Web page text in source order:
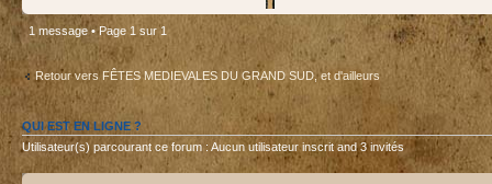
1 message • Page 1 sur1
Retour vers FÊTES MEDIEVALES DU GRAND SUD, et d'ailleurs
QUI EST EN LIGNE ?
Utilisateur(s) parcourant ce forum : Aucun utilisateur inscrit and 3 invités